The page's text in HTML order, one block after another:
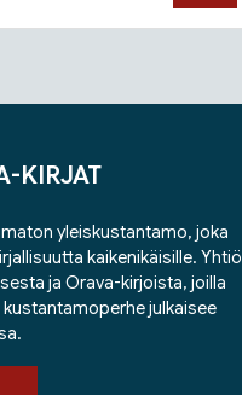
KIRJAT
yleiskustantamo, joka
kaikenikäisille. Yhtiö
ja Orava-kirjoista, joilla
julkaisee